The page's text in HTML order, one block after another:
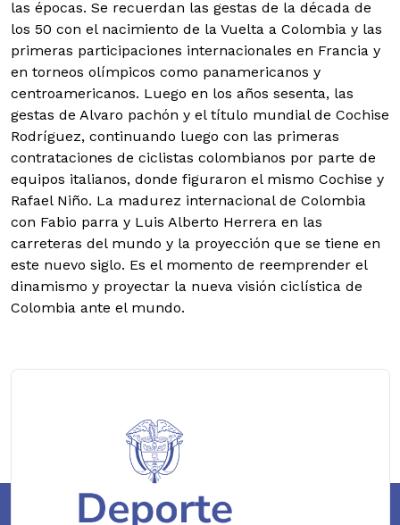
las épocas. Se recuerdan las gestas de la década de
los 50 con el nacimiento de la Vuelta a Colombia y las
primeras participaciones internacionales en Francia y
en torneos olímpicos como panamericanos y
centroamericanos. Luego en los años sesenta, las
gestas de Alvaro pachón y el título mundial de Cochise
Rodríguez, continuando luego con las primeras
contrataciones de ciclistas colombianos por parte de
equipos italianos, donde figuraron el mismo Cochise y
Rafael Niño. La madurez internacional de Colombia
con Fabio parra y Luis Alberto Herrera en las
carreteras del mundo y la proyección que se tiene en
este nuevo siglo. Es el momento de reemprender el
dinamismo y proyectar la nueva visión ciclística de
Colombia ante el mundo.